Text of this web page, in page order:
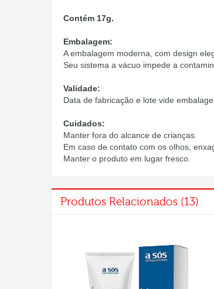
Contém 17g.
Embalagem:
A embalagem moderna, com design
Seu sistema a vácuo impede a
Validade:
Data de fabricação e lote vide
Cuidados:
Manter fora do alcance de crianças.
Em caso de contato com os olhos,
Manter o produto em lugar fresco.
Produtos Relacionados (13)